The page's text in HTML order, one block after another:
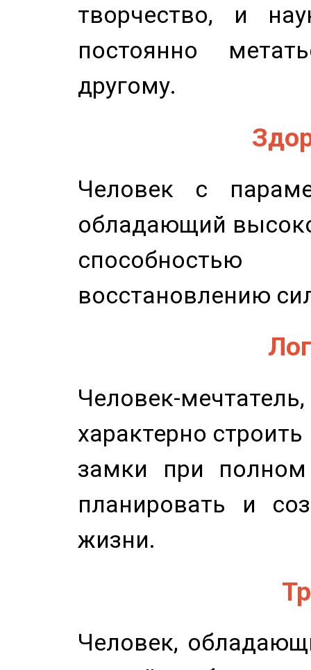
творчество, и
постоянно
другому.
Человек с
обладающий
восстановлению
Человек-
характерно
замки при полном
планировать и
жизни.
Человек,